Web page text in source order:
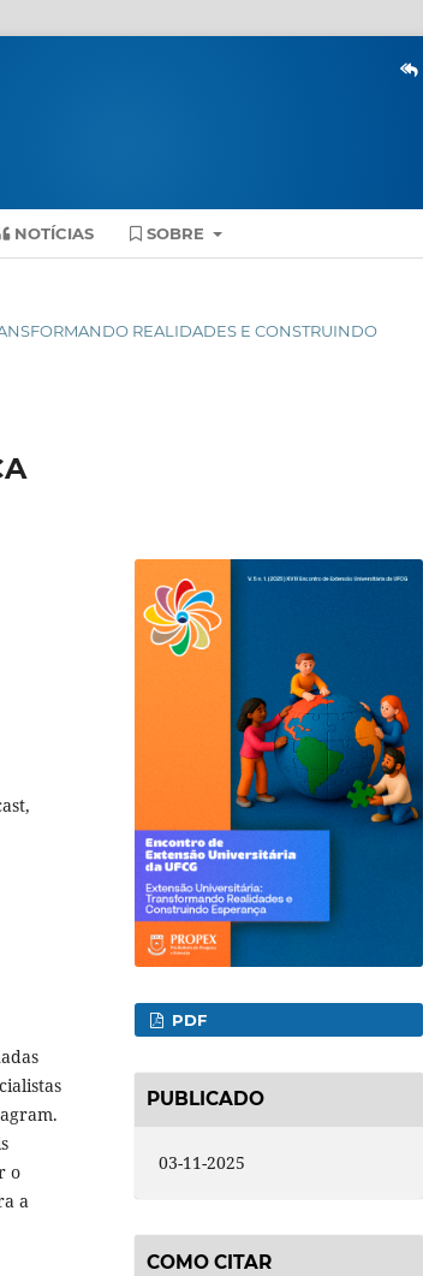
NOTÍCIAS SOBRE
REALIDADES E CONSTRUINDO
o
a
PDF
PUBLICADO
03-11-2025
COMO CITAR